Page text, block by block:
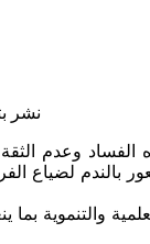
نشر بتاريخ
وعدم الثقة
بالندم لضياع
والتنموية بما